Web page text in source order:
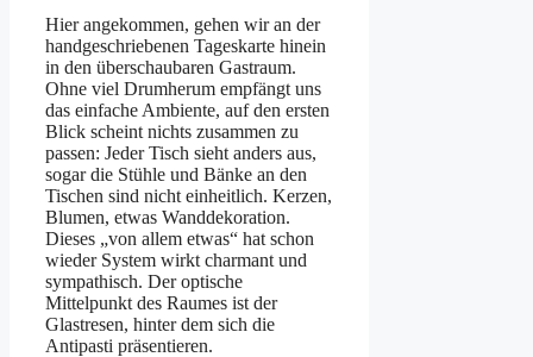
Hier angekommen, gehen wir an der
handgeschriebenen Tageskarte hinein
in den überschaubaren Gastraum.
Ohne viel Drumherum empfängt uns
das einfache Ambiente, auf den ersten
Blick scheint nichts zusammen zu
passen: Jeder Tisch sieht anders aus,
sogar die Stühle und Bänke an den
Tischen sind nicht einheitlich. Kerzen,
Blumen, etwas Wanddekoration.
Dieses „von allem etwas“ hat schon
wieder System wirkt charmant und
sympathisch. Der optische
Mittelpunkt des Raumes ist der
Glastresen, hinter dem sich die
Antipasti präsentieren.